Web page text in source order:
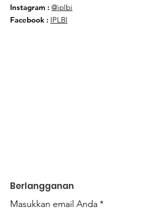
Instagram : @iplbi
Facebook : IPLBI
Berlangganan
Masukkan email Anda *